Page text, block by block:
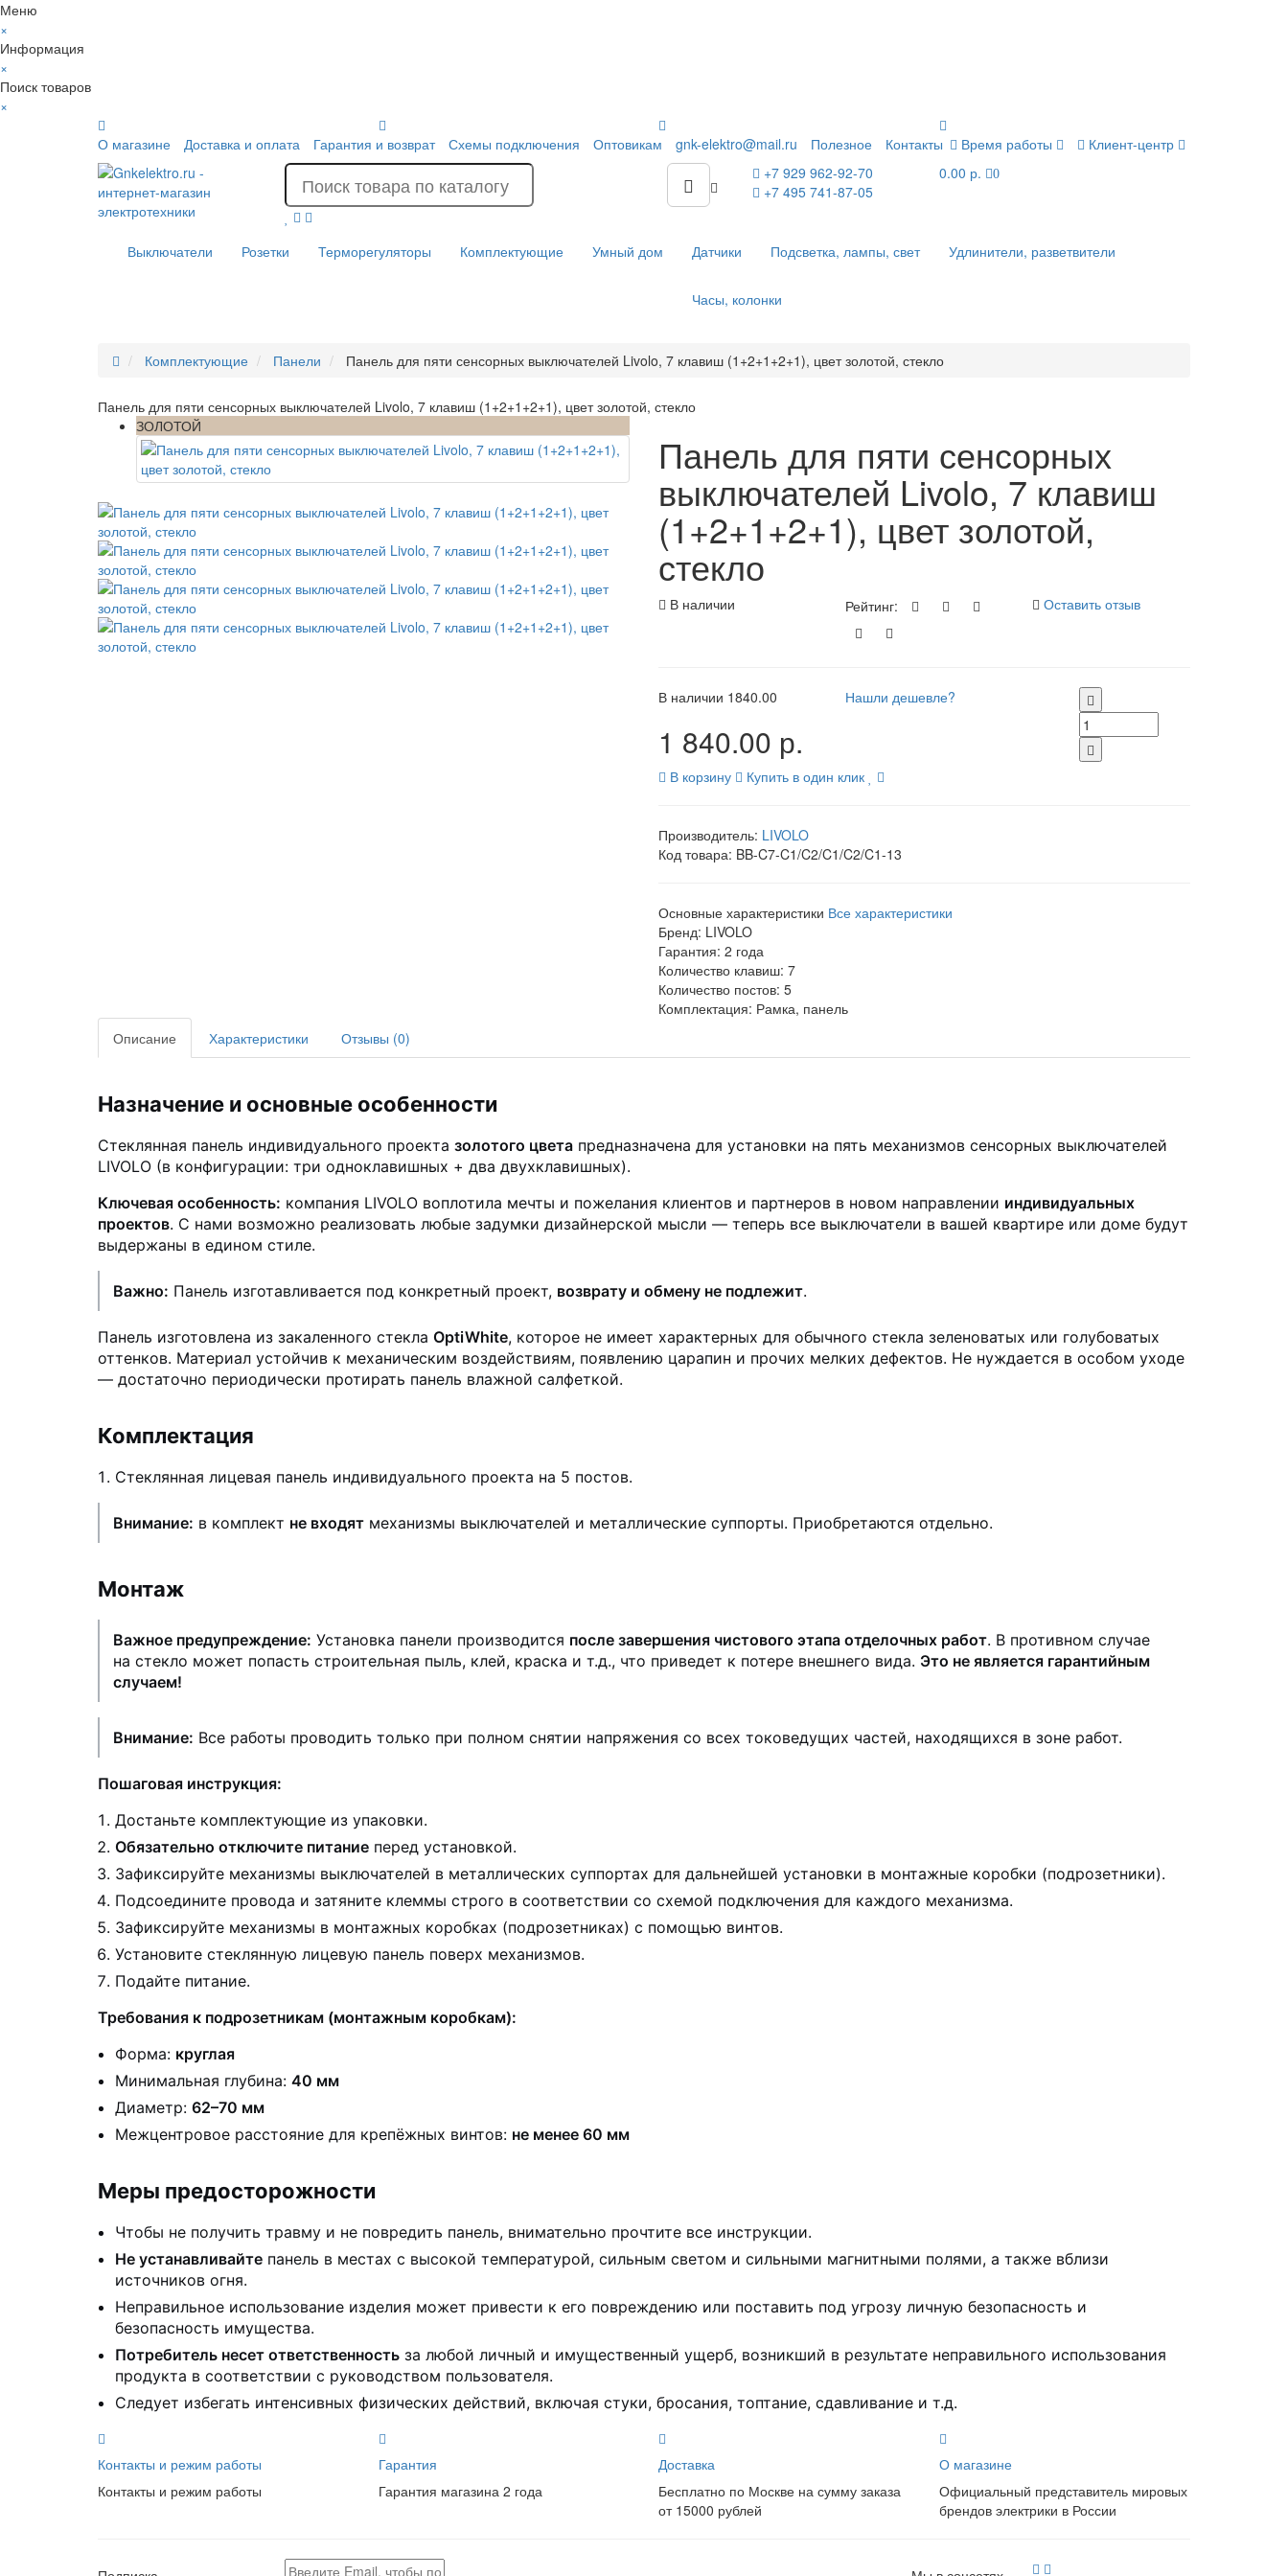
Меню
×
Информация
×
Поиск товаров
×
О магазине
Доставка и оплата Гарантия и возврат Схемы подключения Оптовикам gnk-elektro@mail.ru Полезное Контакты Время работы
Клиент-центр
+7 929 962-92-70
+7 495 741-87-05
0.00 р. 0
Выключатели Розетки Терморегуляторы Комплектующие Умный дом Датчики Подсветка, лампы, свет Удлинители, разветвители
Часы, колонки
Комплектующие Панели Панель для пяти сенсорных выключателей Livolo, 7 клавиш (1+2+1+2+1), цвет золотой, стекло
Панель для пяти сенсорных выключателей Livolo, 7 клавиш (1+2+1+2+1), цвет золотой, стекло
ЗОЛОТОЙ
Панель для пяти сенсорных
выключателей Livolo, 7 клавиш
(1+2+1+2+1), цвет золотой,
стекло
В наличии Рейтинг: Оставить отзыв
В наличии 1840.00
1 840.00 р.
Нашли дешевле?
В корзину Купить в один клик
Производитель: LIVOLO
Код товара: BB-C7-C1/C2/C1/C2/C1-13
Основные характеристики Все характеристики
Бренд: LIVOLO
Гарантия: 2 года
Количество клавиш: 7
Количество постов: 5
Комплектация: Рамка, панель
Описание
Характеристики Отзывы (0)
Назначение и основные особенности
Стеклянная панель индивидуального проекта золотого цвета предназначена для установки на пять механизмов сенсорных выключателей
LIVOLO (в конфигурации: три одноклавишных + два двухклавишных).
Ключевая особенность: компания LIVOLO воплотила мечты и пожелания клиентов и партнеров в новом направлении индивидуальных
проектов. С нами возможно реализовать любые задумки дизайнерской мысли — теперь все выключатели в вашей квартире или доме будут
выдержаны в едином стиле.
Важно: Панель изготавливается под конкретный проект, возврату и обмену не подлежит.
Панель изготовлена из закаленного стекла OptiWhite, которое не имеет характерных для обычного стекла зеленоватых или голубоватых
оттенков. Материал устойчив к механическим воздействиям, появлению царапин и прочих мелких дефектов. Не нуждается в особом уходе
— достаточно периодически протирать панель влажной салфеткой.
Комплектация
Стеклянная лицевая панель индивидуального проекта на 5 постов.
Внимание: в комплект не входят механизмы выключателей и металлические суппорты. Приобретаются отдельно.
Монтаж
Важное предупреждение: Установка панели производится после завершения чистового этапа отделочных работ. В противном случае
на стекло может попасть строительная пыль, клей, краска и т.д., что приведет к потере внешнего вида. Это не является гарантийным
случаем!
Внимание: Все работы проводить только при полном снятии напряжения со всех токоведущих частей, находящихся в зоне работ.
Пошаговая инструкция:
Достаньте комплектующие из упаковки.
Обязательно отключите питание перед установкой.
Зафиксируйте механизмы выключателей в металлических суппортах для дальнейшей установки в монтажные коробки (подрозетники).
Подсоедините провода и затяните клеммы строго в соответствии со схемой подключения для каждого механизма.
Зафиксируйте механизмы в монтажных коробках (подрозетниках) с помощью винтов.
Установите стеклянную лицевую панель поверх механизмов.
Подайте питание.
Требования к подрозетникам (монтажным коробкам):
Форма: круглая
Минимальная глубина: 40 мм
Диаметр: 62–70 мм
Межцентровое расстояние для крепёжных винтов: не менее 60 мм
Меры предосторожности
Чтобы не получить травму и не повредить панель, внимательно прочтите все инструкции.
Не устанавливайте панель в местах с высокой температурой, сильным светом и сильными магнитными полями, а также вблизи
источников огня.
Неправильное использование изделия может привести к его повреждению или поставить под угрозу личную безопасность и
безопасность имущества.
Потребитель несет ответственность за любой личный и имущественный ущерб, возникший в результате неправильного использования
продукта в соответствии с руководством пользователя.
Следует избегать интенсивных физических действий, включая стуки, бросания, топтание, сдавливание и т.д.
Контакты и режим работы
Контакты и режим работы
Гарантия
Гарантия магазина 2 года
Доставка
Бесплатно по Москве на сумму заказа
от 15000 рублей
О магазине
Официальный представитель мировых
брендов электрики в России